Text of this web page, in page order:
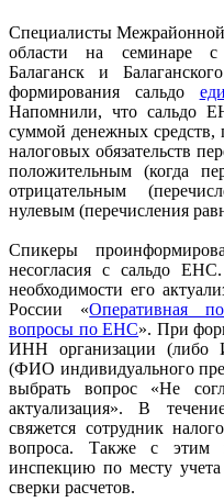
Специалисты
области на семинаре с
Балаганск и
формирования сальдо
Напомнили, что сальдо
суммой денежных средств,
налоговых обязательств
положительным (когда
отрицательным
нулевым (перечисления
Спикеры
несогласия с сальдо
необходимости его
России «Оперативная
вопросы по ЕНС». При
ИНН организации (либо
(ФИО индивидуального
выбрать вопрос «Не
актуализация». В
свяжется сотрудник
вопроса. Также с этим
инспекцию по месту
сверки расчетов.